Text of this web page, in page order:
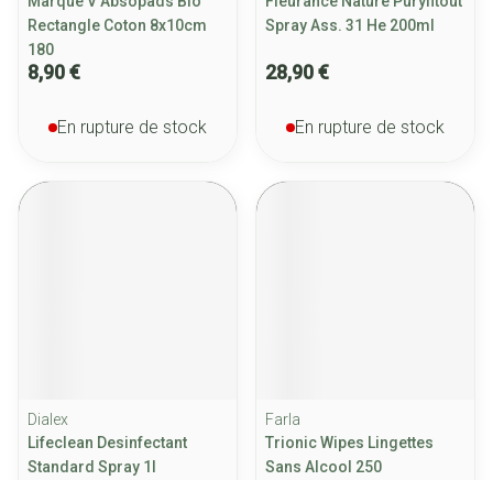
Rectangle Coton 8x10cm
180
8,90 €
En rupture de stock
Spray Ass. 31 He 200ml
28,90 €
En rupture de stock
Dialex
Lifeclean Desinfectant
Standard Spray 1l
Farla
Trionic Wipes Lingettes
Sans Alcool 250